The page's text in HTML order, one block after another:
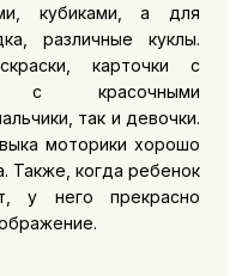
кубиками, а для
различные куклы.
карточки с
с красочными
так и девочки.
моторики хорошо
Также, когда ребенок
у него прекрасно